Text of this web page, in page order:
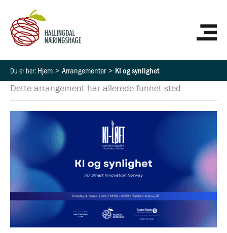
innholdet
Hjem Arrangementer KI og synlighet
Dette arrangement har allerede funnet sted.